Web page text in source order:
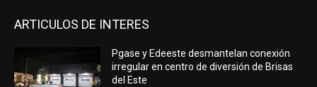
ARTICULOS DE INTERES
Pgase y Edeeste desmantelan conexión
irregular en centro de diversión de Brisas
del Este